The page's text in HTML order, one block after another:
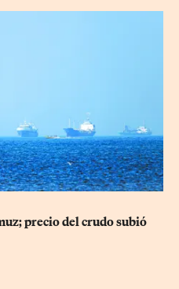
precio del crudo subió